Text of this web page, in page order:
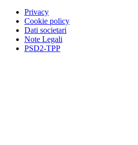
Privacy
Cookie policy
Dati societari
Note Legali
PSD2-TPP